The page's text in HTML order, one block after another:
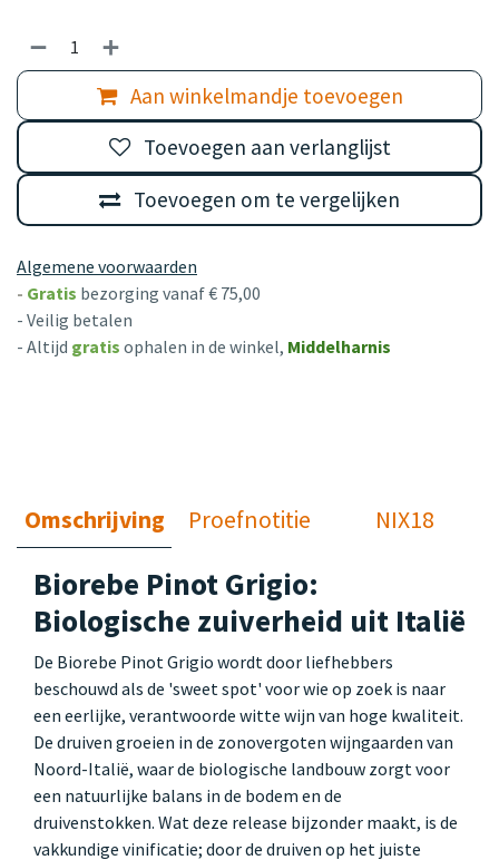
Aan winkelmandje toevoegen
Toevoegen om te vergelijken
Toevoegen aan verlanglijst
Algemene voorwaarden
- Gratis bezorging vanaf € 75,00
- Veilig betalen
- Altijd gratis ophalen in de winkel, Middelharnis
Omschrijving Proefnotitie NIX18
Biorebe Pinot Grigio:
Biologische zuiverheid uit Italië
De Biorebe Pinot Grigio wordt door liefhebbers
beschouwd als de 'sweet spot' voor wie op zoek is naar
een eerlijke, verantwoorde witte wijn van hoge kwaliteit.
De druiven groeien in de zonovergoten wijngaarden van
Noord-Italië, waar de biologische landbouw zorgt voor
een natuurlijke balans in de bodem en de
druivenstokken. Wat deze release bijzonder maakt, is de
vakkundige vinificatie; door de druiven op het juiste